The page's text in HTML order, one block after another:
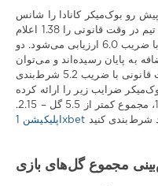
پیش رو بوک‌میکر کانادا را شانس
اصلی پیروزی می‌داند و ضریب برد این تیم در وقت قانونی را 1.38 اعلام
کرده است. پیروزی احتمالی آمریکا با ضریب 6.0 ارزیابی می‌شود. دو
به پایان رسیده‌اند و می‌توان
روی سومین تساوی پیاپی در پایان وقت قانونی با ضریب 5.2 شرط‌بندی
ضرایب زیر را ارائه کرده
مجموع گل‌های بازی